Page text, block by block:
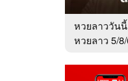
หวยลาววัน
หวยลาว 5/